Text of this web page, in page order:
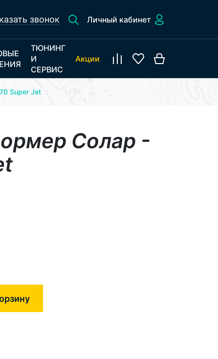
звонок Личный кабинет
ТЮНИНГ
И
СЕРВИС
Акции
Super Jet
Солар -